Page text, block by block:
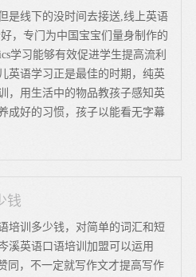
是线下的没时间去接送,线上英语
，专门为中国宝宝们量身制作的
学习能够有效促进学生提高流利
英语学习正是最佳的时期，纯英
，用生活中的物品教孩子感知英
成好的习惯，孩子以能看无字幕
钱
培训多少钱，对简单的词汇和短
溪英语口语培训加盟可以运用
同，不一定就写作文才提高写作